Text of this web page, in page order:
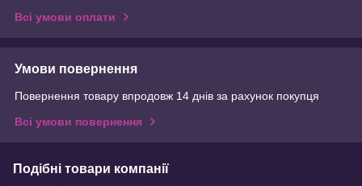
Всі умови оплати
Умови повернення
Повернення товару впродовж 14 днів за рахунок покупця
Всі умови повернення
Подібні товари компанії